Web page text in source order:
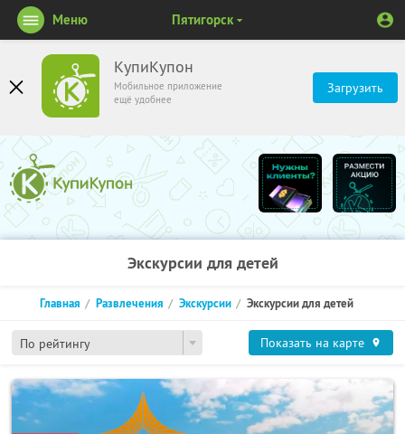
КупиКупон
Мобильное приложение
ещё удобнее
Загрузить
Меню Пятигорск
Экскурсии для детей
По рейтингу
Главная Развлечения Экскурсии Экскурсии для детей
Показать на карте